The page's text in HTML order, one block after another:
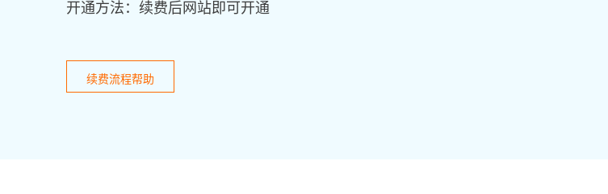
开通方法：续费后网站即可开通
续费流程帮助